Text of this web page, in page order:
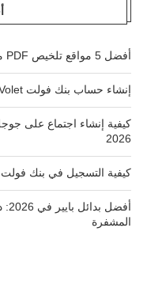
أفضل 5 مواقع تلخيص PDF مجانية بالذكاء الاصطناعي 2026
إنشاء حساب بنك فولت Volet وتفعيله وطلب بطاقة الماسترد كارد
2026
كيفية التسجيل في بنك فولت Volet وتوثيقه وطلب البطاقة 2026
المشفرة